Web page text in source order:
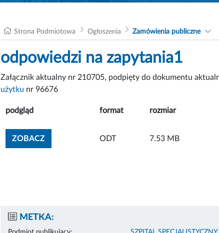
Strona Podmiotowa Ogłoszenia Zamówienia publiczne
odpowiedzi na zapytania1
Załącznik aktualny nr 210705, podpięty do dokumentu
użytku nr 96676
podgląd format rozmiar
ZOBACZZOBACZ ZAŁĄCZNIK
ODT 7.53 MB
METKA: